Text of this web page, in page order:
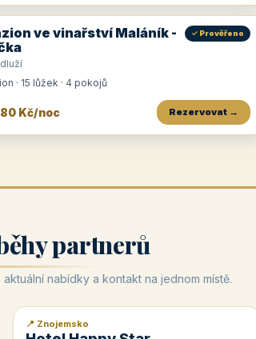
ve vinařství Maláník -
✓ Prověřeno
· 15 lůžek · 4 pokojů
Kč/noc Rezervovat →
partnerů
nabídky a kontakt na jednom místě.
📰 PR článek
📍 Znojemsko